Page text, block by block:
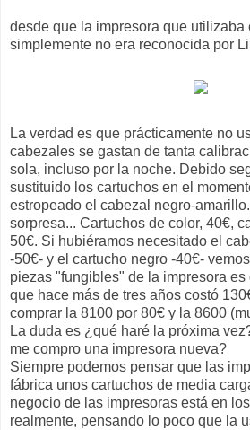
desde que la impresora que utilizaba
simplemente no era reconocida por
La verdad es que prácticamente no
cabezales se gastan de tanta
sola, incluso por la noche. Debido
sustituido los cartuchos en el
estropeado el cabezal negro-
sorpresa... Cartuchos de color, 40€,
50€. Si hubiéramos necesitado el
-50€- y el cartucho negro -40€-
piezas "fungibles" de la impresora
que hace más de tres años costó
comprar la 8100 por 80€ y la 8600
La duda es ¿qué haré la próxima
me compro una impresora nueva?
Siempre podemos pensar que las
fábrica unos cartuchos de media
negocio de las impresoras está en
realmente, pensando lo poco que la